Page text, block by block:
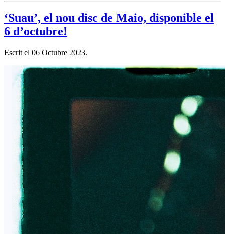
‘Suau’, el nou disc de Maio, disponible el
6 d’octubre!
Escrit el 06 Octubre 2023.